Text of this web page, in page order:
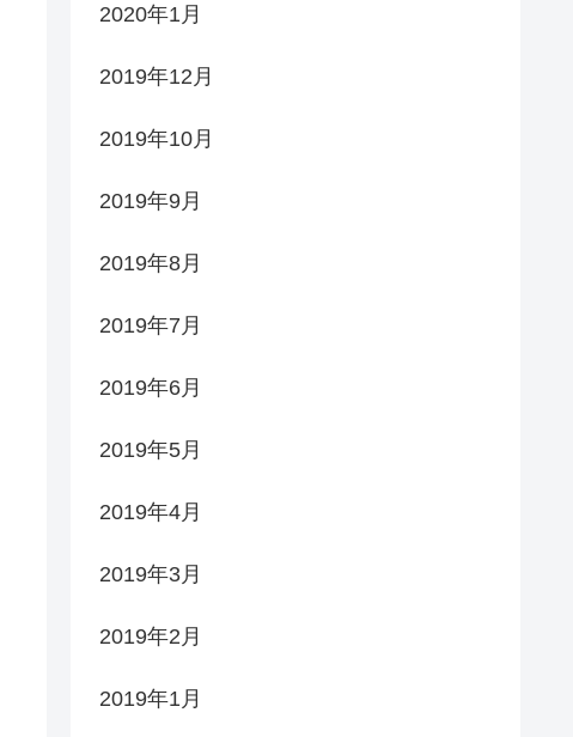
2020年1月
2019年12月
2019年10月
2019年9月
2019年8月
2019年7月
2019年6月
2019年5月
2019年4月
2019年3月
2019年2月
2019年1月